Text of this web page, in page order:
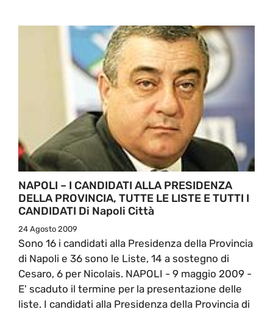
NAPOLI – I CANDIDATI ALLA PRESIDENZA
DELLA PROVINCIA, TUTTE LE LISTE E TUTTI I
CANDIDATI Di Napoli Città
24 Agosto 2009
Sono 16 i candidati alla Presidenza della Provincia
di Napoli e 36 sono le Liste, 14 a sostegno di
Cesaro, 6 per Nicolais. NAPOLI - 9 maggio 2009 -
E' scaduto il termine per la presentazione delle
liste. I candidati alla Presidenza della Provincia di